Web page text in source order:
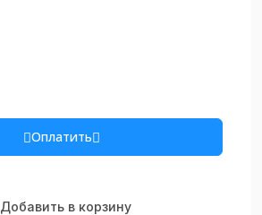
Оплатить
Добавить в корзину